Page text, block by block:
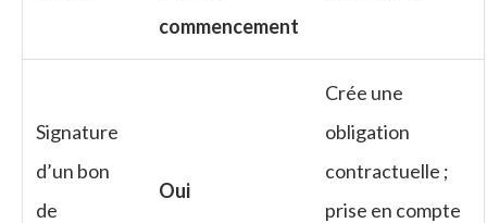
commencement
Signature
d’un bon
de
Oui
Crée une
obligation
contractuelle ;
prise en compte